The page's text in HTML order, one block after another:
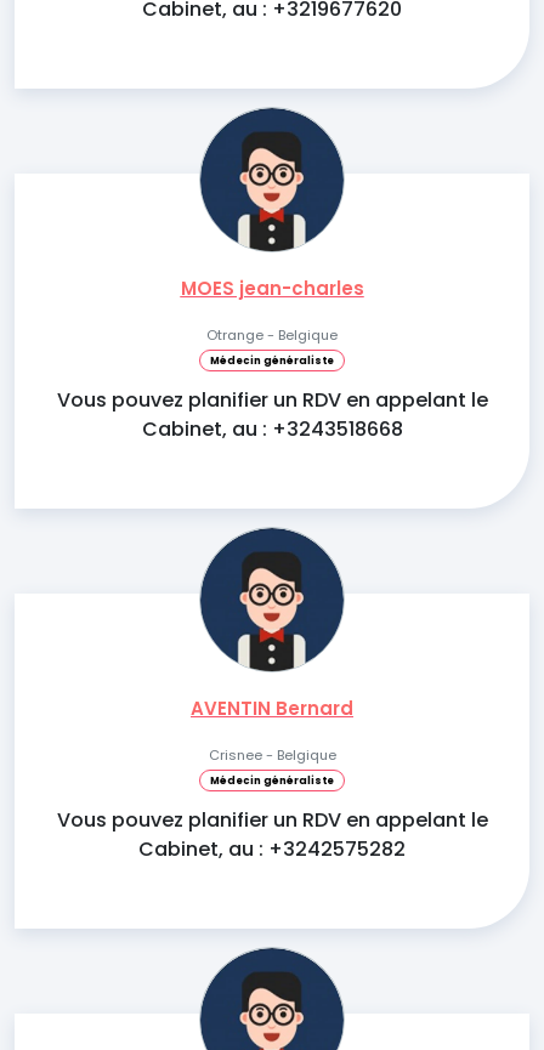
Cabinet, au : +3219677620
MOES jean-charles
Otrange - Belgique
Médecin généraliste
Vous pouvez planifier un RDV en appelant le
Cabinet, au : +3243518668
AVENTIN Bernard
Crisnee - Belgique
Médecin généraliste
Vous pouvez planifier un RDV en appelant le
Cabinet, au : +3242575282